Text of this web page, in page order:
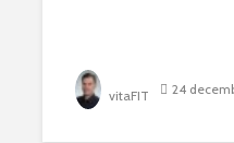
vitaFIT 24